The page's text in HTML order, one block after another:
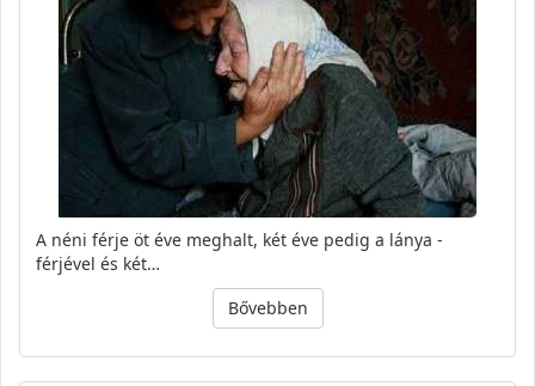
A néni férje öt éve meghalt, két éve pedig a lánya -
férjével és két…
Bővebben